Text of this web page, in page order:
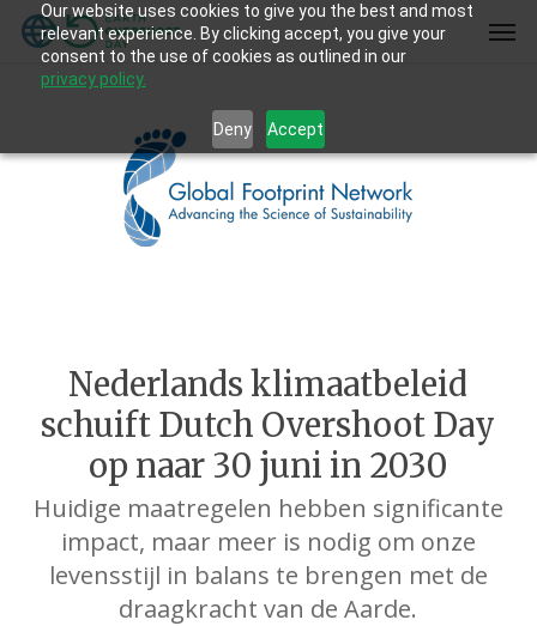
Our website uses cookies to give you the best and most
relevant experience. By clicking accept, you give your
consent to the use of cookies as outlined in our
privacy policy.
Deny Accept
Skip
Nederlands klimaatbeleid
schuift Dutch Overshoot Day
op naar 30 juni in 2030
Huidige maatregelen hebben significante
impact, maar meer is nodig om onze
levensstijl in balans te brengen met de
draagkracht van de Aarde.